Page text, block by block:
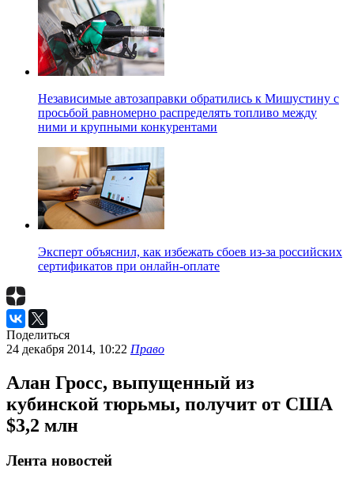
Независимые автозаправки обратились к Мишустину с
просьбой равномерно распределять топливо между
ними и крупными конкурентами
Эксперт объяснил, как избежать сбоев из-за российских
сертификатов при онлайн-оплате
Поделиться
24 декабря 2014, 10:22 Право
Алан Гросс, выпущенный из
кубинской тюрьмы, получит от США
$3,2 млн
Лента новостей